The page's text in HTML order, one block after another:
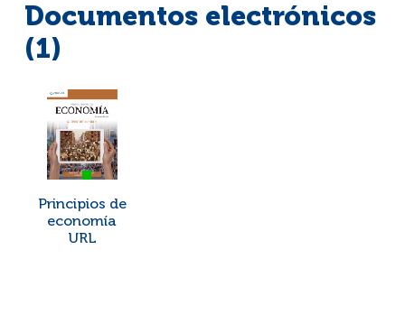
Documentos electrónicos
(1)
Principios de
economía
URL